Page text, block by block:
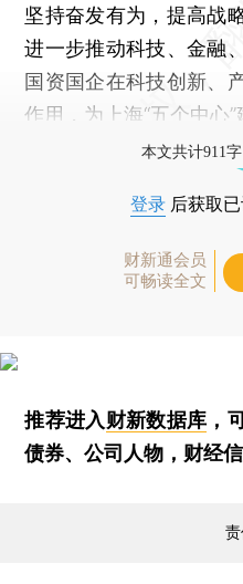
坚持奋发有为，提高战
进一步推动科技、金融
国资国企在科技创新、
作用，为上海“五个中心
本文共计911
登录 后获取
财新通会员
可畅读全文
推荐进入财新数据库 ，
债券、公司人物，财经信